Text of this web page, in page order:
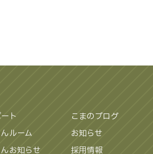
ト
ルーム
お知らせ
こまのブログ
お知らせ
採用情報